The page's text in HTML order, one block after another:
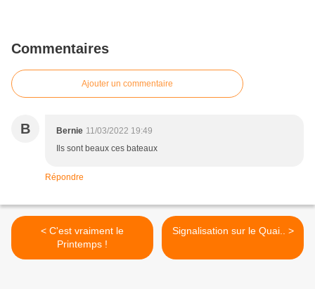
Commentaires
Ajouter un commentaire
B Bernie 11/03/2022 19:49
Ils sont beaux ces bateaux
Répondre
< C'est vraiment le
Printemps !
Signalisation sur le Quai.. >